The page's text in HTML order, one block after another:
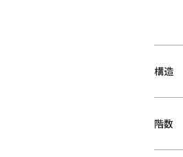
構造
階数